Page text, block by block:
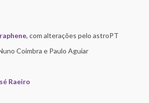
, com alterações pelo astroPT
Coimbra e Paulo Aguiar
Raeiro